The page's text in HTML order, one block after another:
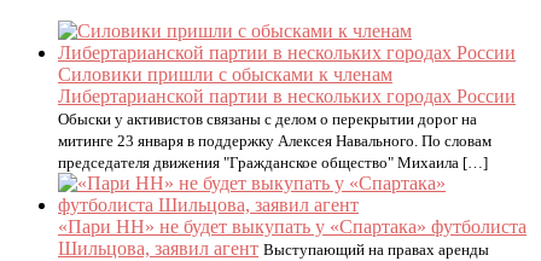
Силовики пришли с обысками к членам
Либертарианской партии в нескольких городах России
Обыски у активистов связаны с делом о перекрытии дорог на
митинге 23 января в поддержку Алексея Навального. По словам
председателя движения "Гражданское общество" Михаила […]
«Пари НН» не будет выкупать у «Спартака» футболиста
Шильцова, заявил агент Выступающий на правах аренды